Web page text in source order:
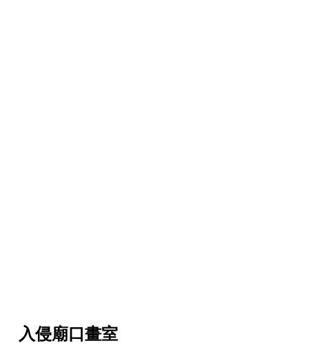
入侵廟口畫室